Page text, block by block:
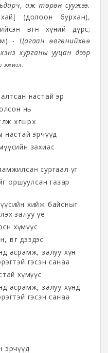
аж төрөн суужээ.
(долоон бурхан),
өвгөн хүний дүрс;
-Цагаан өвгөнийхөө
хурганы ууцан дээр
зохиол.
настай эр
нь
хөгшрөх
настай эрчүүд
захиас
сургаал үг
оршуулсан газар
хийж байсныг
залуу үе
хүмүүс
өвөг дээдэс
асрамж, залуу хүн
гэсэн санаа
хүмүүс
асрамж, залуу хүнд
гэсэн санаа
эрчүүд